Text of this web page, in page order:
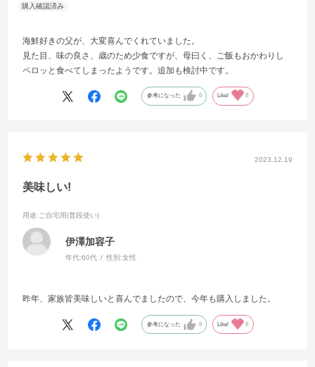
海鮮好きの父が、大変喜んでくれていました。
見た目、味の良さ、歳のため少食ですが、母曰く、ご飯もおかわりし
ペロッと食べてしまったようです。追加も検討中です。
参考になった 0 Like! 0
2023.12.19
美味しい!
用途:ご自宅用(普段使い)
伊澤加容子
年代:60代 性別:女性
昨年、家族皆美味しいと喜んでましたので、今年も購入しました。
参考になった 0 Like! 0